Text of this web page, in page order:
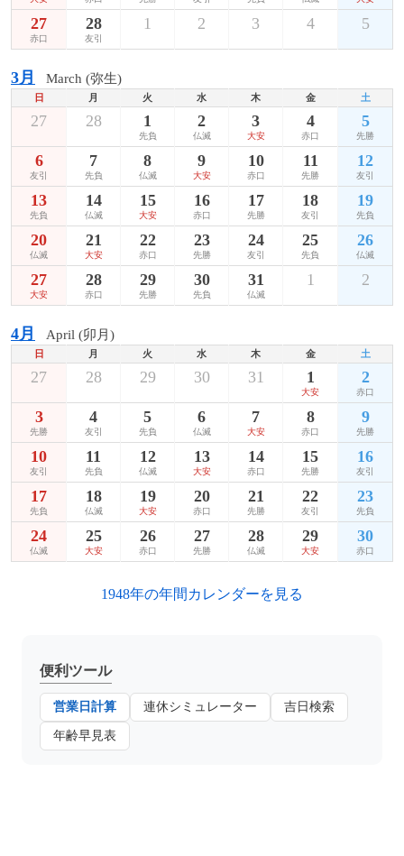
27
赤口
28
友引
1 2 3 4 5
3月 March (弥生)
日 月 火 水 木 金 土
27 28 1
先負
2
仏滅
3
大安
4
赤口
5
先勝
6
友引
7
先負
8
仏滅
9
大安
10
赤口
11
先勝
12
友引
13
先負
14
仏滅
15
大安
16
赤口
17
先勝
18
友引
19
先負
20
仏滅
21
大安
22
赤口
23
先勝
24
友引
25
先負
26
仏滅
27
大安
28
赤口
29
先勝
30
先負
31
仏滅
1 2
4月 April (卯月)
日 月 火 水 木 金 土
27 28 29 30 31 1
大安
2
赤口
3
先勝
4
友引
5
先負
6
仏滅
7
大安
8
赤口
9
先勝
10
友引
11
先負
12
仏滅
13
大安
14
赤口
15
先勝
16
友引
17
先負
18
仏滅
19
大安
20
赤口
21
先勝
22
友引
23
先負
24
仏滅
25
大安
26
赤口
27
先勝
28
仏滅
29
大安
30
赤口
1948年の年間カレンダーを見る
便利ツール
営業日計算 連休シミュレーター 吉日検索
年齢早見表